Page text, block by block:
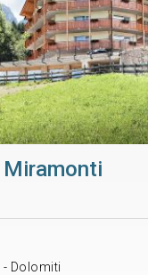
- Dolomiti